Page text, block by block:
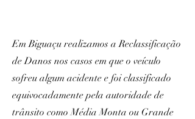
Em Biguaçu realizamos a Reclassificação
de Danos nos casos em que o veículo
sofreu algum acidente e foi classificado
equivocadamente pela autoridade de
trânsito como Média Monta ou Grande